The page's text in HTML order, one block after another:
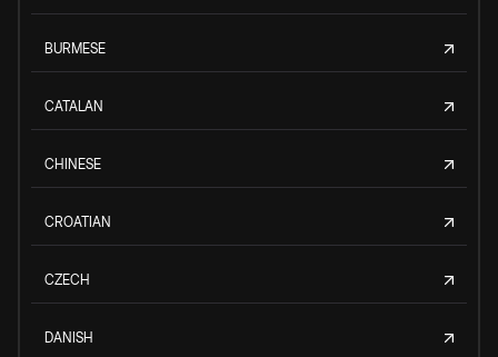
BURMESE
CATALAN
CHINESE
CROATIAN
CZECH
DANISH